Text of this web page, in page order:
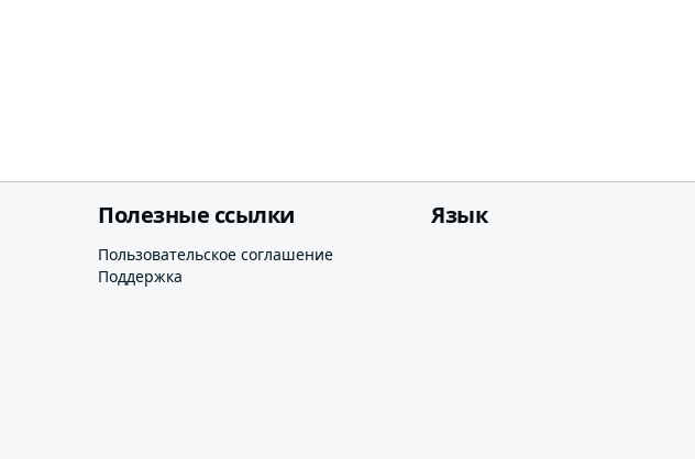
Полезные ссылки
Пользовательское соглашение
Поддержка
Язык